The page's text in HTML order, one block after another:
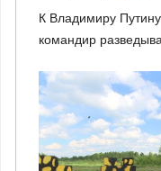
К Владимиру
командир